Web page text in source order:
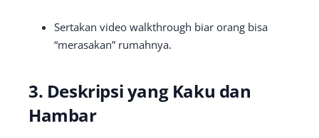
Sertakan video walkthrough biar orang bisa
“merasakan” rumahnya.
3. Deskripsi yang Kaku dan
Hambar